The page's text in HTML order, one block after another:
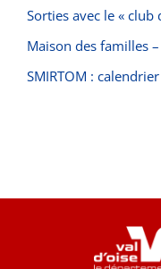
Sorties avec le « club
Maison des familles
SMIRTOM : calendrier